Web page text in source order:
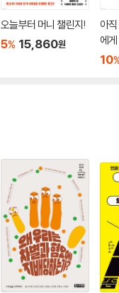
오늘부터 머니 챌린지!
5% 15,860원
아
에게
10